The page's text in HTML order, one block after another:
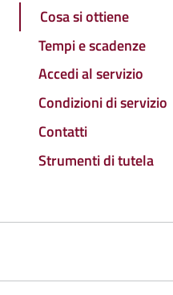
Cosa si ottiene
Tempi e scadenze
Accedi al servizio
Condizioni di servizio
Contatti
Strumenti di tutela